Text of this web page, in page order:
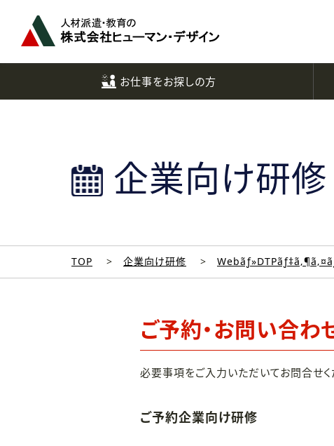
お仕事をお探しの方
企業向け研修
TOP 企業向け研修
ご予約・お問い合わ
必要事項をご入力いただいてお問合せく
ご予約企業向け研修
へ